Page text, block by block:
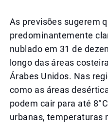
As previsões sugerem
predominantemente
nublado em 31 de
longo das áreas
Árabes Unidos. Nas
como as áreas
podem cair para até
urbanas, temperaturas